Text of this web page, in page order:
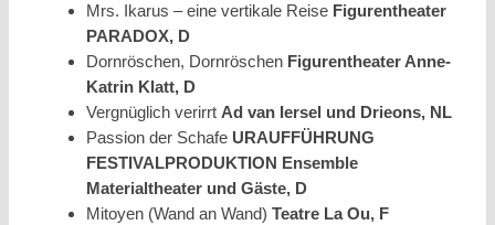
Mrs. Ikarus – eine vertikale Reise Figurentheater
PARADOX, D
Dornröschen, Dornröschen Figurentheater Anne-
Katrin Klatt, D
Vergnüglich verirrt Ad van Iersel und Drieons, NL
Passion der Schafe URAUFFÜHRUNG
FESTIVALPRODUKTION Ensemble
Materialtheater und Gäste, D
Mitoyen (Wand an Wand) Teatre La Ou, F